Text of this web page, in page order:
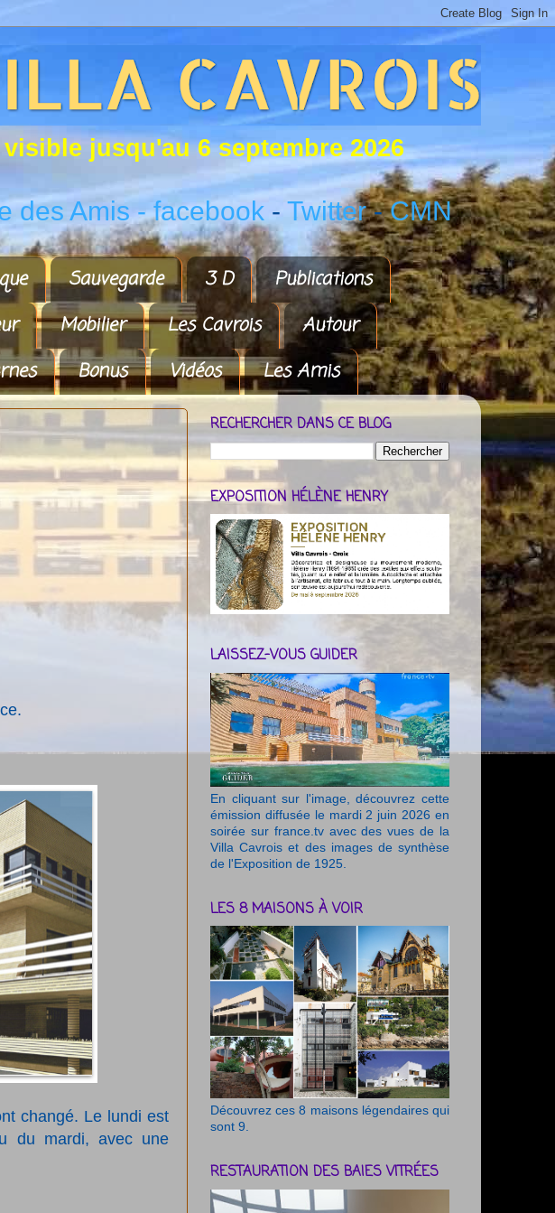
visi b e jusqu'au 6 septembre 2026
des Amis- facebook - Twitter -CMN
Sauvegarde 3 D
Publications
Mobilier Les Cavrois
Autour
Bonus Vidéos Les Amis
changé. Le lundi est
du mardi, avec une
RECHERCHER DANS CE BLOG
EXPOSITION HÉLÈNE HENRY
LAISSEZ-VOUS GUIDER
En cliquant sur l'image, découvrez cette
émission diffusée le mardi 2 juin 2026 en
soirée sur france.tv avec des vues de la
Villa Cavrois et des images de synthèse
de l'Exposition de 1925.
LES 8 MAISONS À VOIR
Découvrez ces 8 maisons légendaires qui
sont 9.
RESTAURATION DES BAIES VITRÉES